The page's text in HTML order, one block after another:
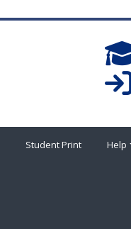
Student Print Help